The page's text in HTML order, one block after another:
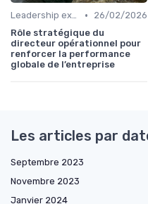
Leadership exécutif & prise de décision •
26/02/2026
Rôle stratégique du
directeur opérationnel pour
renforcer la performance
globale de l’entreprise
Les articles par
Septembre 2023
Novembre 2023
Janvier 2024